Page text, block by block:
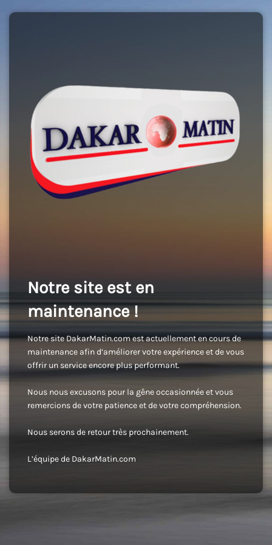
Notre site est en
maintenance !
Notre site DakarMatin.com est actuellement en cours de
maintenance afin d’améliorer votre expérience et de vous
offrir un service encore plus performant.
Nous nous excusons pour la gêne occasionnée et vous
remercions de votre patience et de votre compréhension.
Nous serons de retour très prochainement.
L’équipe de DakarMatin.com